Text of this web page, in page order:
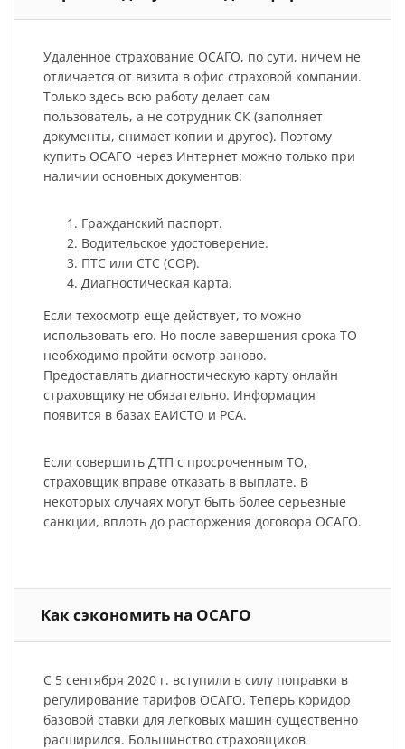
Удаленное страхование ОСАГО, по сути, ничем не
отличается от визита в офис страховой компании.
Только здесь всю работу делает сам
пользователь, а не сотрудник СК (заполняет
документы, снимает копии и другое). Поэтому
купить ОСАГО через Интернет можно только при
наличии основных документов:
Гражданский паспорт.
Водительское удостоверение.
ПТС или СТС (СОР).
Диагностическая карта.
Если техосмотр еще действует, то можно
использовать его. Но после завершения срока ТО
необходимо пройти осмотр заново.
Предоставлять диагностическую карту онлайн
страховщику не обязательно. Информация
появится в базах ЕАИСТО и РСА.
Если совершить ДТП с просроченным ТО,
страховщик вправе отказать в выплате. В
некоторых случаях могут быть более серьезные
санкции, вплоть до расторжения договора ОСАГО.
Как сэкономить на ОСАГО
С 5 сентября 2020 г. вступили в силу поправки в
регулирование тарифов ОСАГО. Теперь коридор
базовой ставки для легковых машин существенно
расширился. Большинство страховщиков